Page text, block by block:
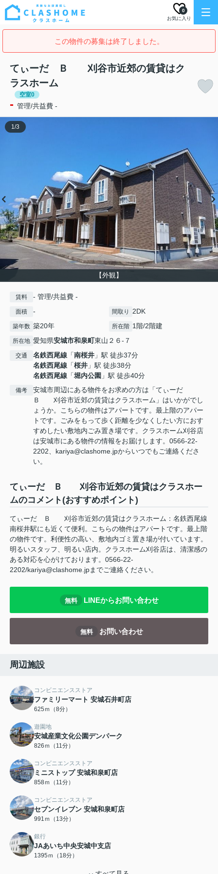
お気に入り
0
この物件の募集は終了しました。
てぃーだ Ｂ 刈谷市近郊の賃貸はク
ラスホーム
空室0
- 管理/共益費 -
【外観】
1/3
賃料 - 管理/共益費 -
面積 - 間取り 2DK
築年数 築20年 所在階 1階/2階建
所在地 愛知県安城市和泉町東山２６-７
交通 名鉄西尾線 「南桜井 」駅 徒歩37分
名鉄西尾線 「桜井 」駅 徒歩38分
名鉄西尾線 「堀内公園 」駅 徒歩40分
備考
安城市周辺にある物件をお求めの方は「てぃーだ
Ｂ 刈谷市近郊の賃貸はクラスホーム」はいかがでし
ょうか。こちらの物件はアパートです。最上階のアパー
トです。ごみをもって歩く距離を少なくしたい方におす
すめしたい敷地内ごみ置き場です。クラスホーム刈谷店
は安城市にある物件の情報をお届けします。0566-22-
2202、kariya@clashome.jpからいつでもご連絡くださ
い。
てぃーだ Ｂ 刈谷市近郊の賃貸はクラスホー
ムのコメント(おすすめポイント)
てぃーだ Ｂ 刈谷市近郊の賃貸はクラスホーム：名鉄西尾線
南桜井駅にも近くて便利。こちらの物件はアパートです。最上階
の物件です。利便性の高い、敷地内ゴミ置き場が付いています。
明るいスタッフ、明るい店内。クラスホーム刈谷店は、清潔感の
ある対応を心がけております。0566-22-
2202/kariya@clashome.jpまでご連絡ください。
無料 LINEからお問い合わせ
無料 お問い合わせ
周辺施設
コンビニエンスストア
ファミリーマート 安城石井町店
625ｍ（8分）
遊園地
安城産業文化公園デンパーク
826ｍ（11分）
コンビニエンスストア
ミニストップ 安城和泉町店
858ｍ（11分）
コンビニエンスストア
セブンイレブン 安城和泉町店
991ｍ（13分）
銀行
JAあいち中央安城中支店
1395ｍ（18分）